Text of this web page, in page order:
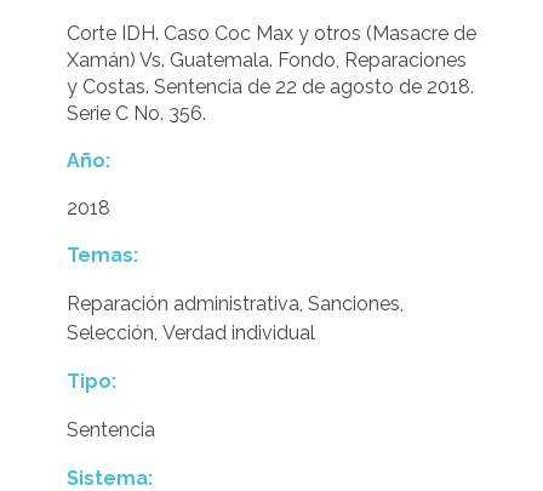
Corte IDH. Caso Coc Max y otros (Masacre de
Xamán) Vs. Guatemala. Fondo, Reparaciones
y Costas. Sentencia de 22 de agosto de 2018.
Serie C No. 356.
Año:
2018
Temas:
Reparación administrativa, Sanciones,
Selección, Verdad individual
Tipo:
Sentencia
Sistema: